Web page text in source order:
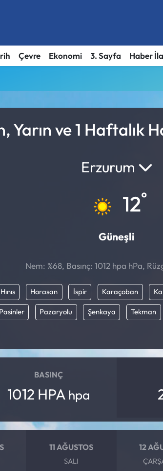
Çevre Ekonomi 3. Sayfa Haber
Yarın ve 1 Haftalık
Erzurum
12°
Güneşli
Nem: %68, Basınç: 1012 hpa hPa,
Hınıs Horasan İspir Karaçoban
Pasinler Pazaryolu Şenkaya Tekman
BASINÇ
1012 HPA hpa
11 AĞUSTOS
SALI
12